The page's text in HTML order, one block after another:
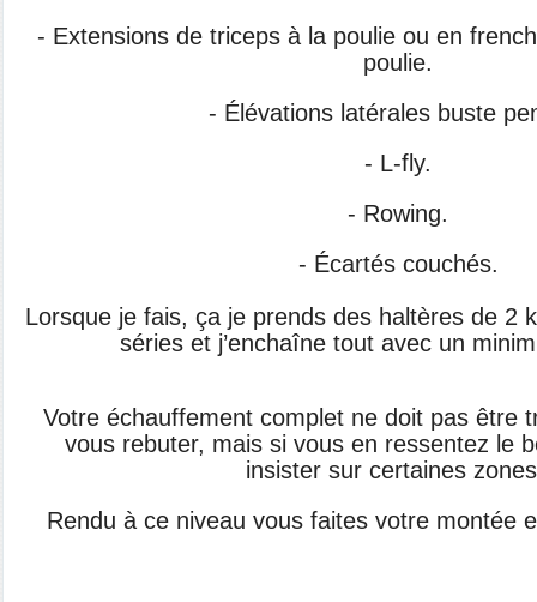
- Extensions de triceps à la poulie ou en
poulie.
- Élévations latérales buste
- L-fly.
- Rowing.
- Écartés couchés.
Lorsque je fais, ça je prends des haltères de 2
séries et j’enchaîne tout avec un
Votre échauffement complet ne doit pas être
vous rebuter, mais si vous en ressentez le
insister sur certaines
Rendu à ce niveau vous faites votre montée